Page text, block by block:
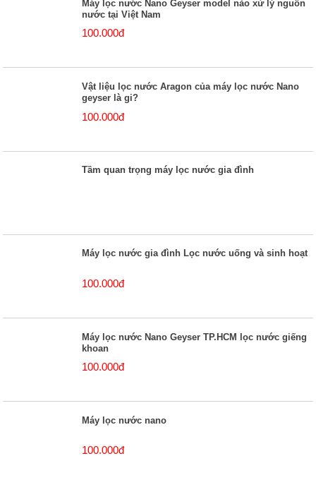
Máy lọc nước Nano Geyser model nào xử lý nguồn
nước tại Việt Nam
100.000đ
Vật liệu lọc nước Aragon của máy lọc nước Nano
geyser là gi?
100.000đ
Tầm quan trọng máy lọc nước gia đình
Máy lọc nước gia đình Lọc nước uống và sinh hoạt
100.000đ
Máy lọc nước Nano Geyser TP.HCM lọc nước giếng
khoan
100.000đ
Máy lọc nước nano
100.000đ